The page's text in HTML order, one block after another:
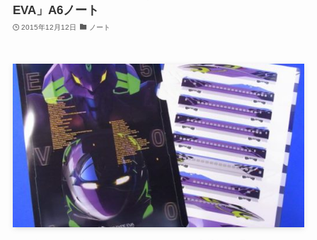
EVA」A6ノート
2015年12月12日 ノート